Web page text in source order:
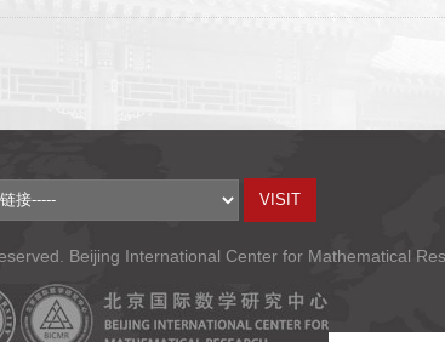
Beijing International Center for Mathematical